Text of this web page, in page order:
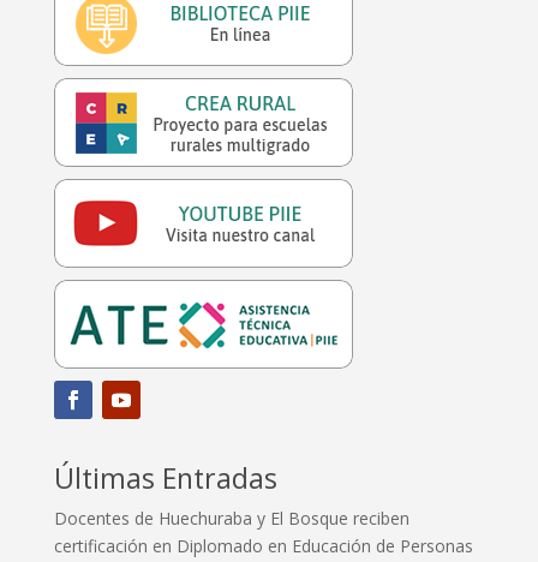
Últimas Entradas
Docentes de Huechuraba y El Bosque reciben
certificación en Diplomado en Educación de Personas